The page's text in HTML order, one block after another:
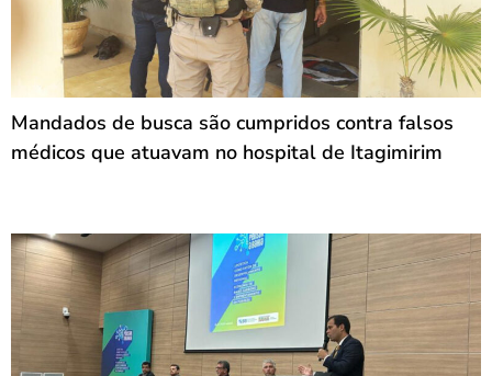
Mandados de busca são cumpridos contra falsos
médicos que atuavam no hospital de Itagimirim